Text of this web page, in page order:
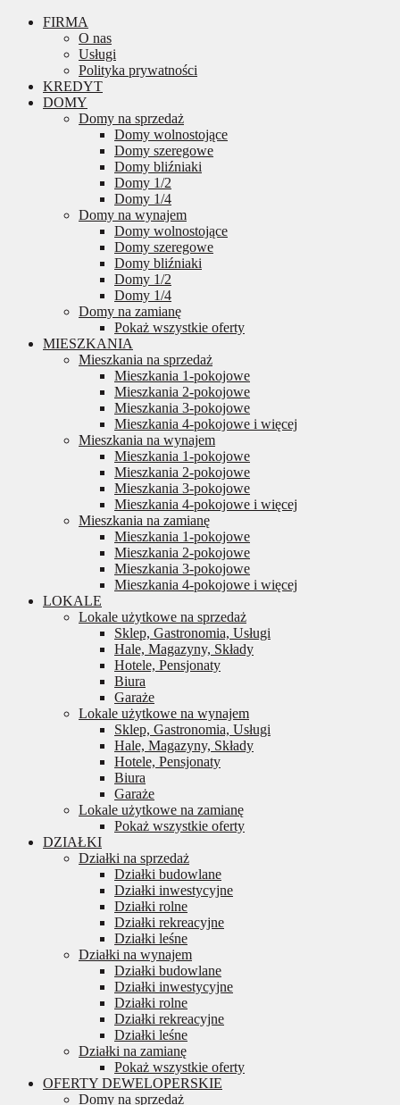
FIRMA
O nas
Usługi
Polityka prywatności
KREDYT
DOMY
Domy na sprzedaż
Domy wolnostojące
Domy szeregowe
Domy bliźniaki
Domy 1/2
Domy 1/4
Domy na wynajem
Domy wolnostojące
Domy szeregowe
Domy bliźniaki
Domy 1/2
Domy 1/4
Domy na zamianę
Pokaż wszystkie oferty
MIESZKANIA
Mieszkania na sprzedaż
Mieszkania 1-pokojowe
Mieszkania 2-pokojowe
Mieszkania 3-pokojowe
Mieszkania 4-pokojowe i więcej
Mieszkania na wynajem
Mieszkania 1-pokojowe
Mieszkania 2-pokojowe
Mieszkania 3-pokojowe
Mieszkania 4-pokojowe i więcej
Mieszkania na zamianę
Mieszkania 1-pokojowe
Mieszkania 2-pokojowe
Mieszkania 3-pokojowe
Mieszkania 4-pokojowe i więcej
LOKALE
Lokale użytkowe na sprzedaż
Sklep, Gastronomia, Usługi
Hale, Magazyny, Składy
Hotele, Pensjonaty
Biura
Garaże
Lokale użytkowe na wynajem
Sklep, Gastronomia, Usługi
Hale, Magazyny, Składy
Hotele, Pensjonaty
Biura
Garaże
Lokale użytkowe na zamianę
Pokaż wszystkie oferty
DZIAŁKI
Działki na sprzedaż
Działki budowlane
Działki inwestycyjne
Działki rolne
Działki rekreacyjne
Działki leśne
Działki na wynajem
Działki budowlane
Działki inwestycyjne
Działki rolne
Działki rekreacyjne
Działki leśne
Działki na zamianę
Pokaż wszystkie oferty
OFERTY DEWELOPERSKIE
Domy na sprzedaż